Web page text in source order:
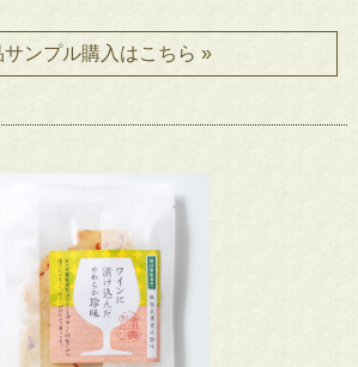
サンプル購入はこちら »